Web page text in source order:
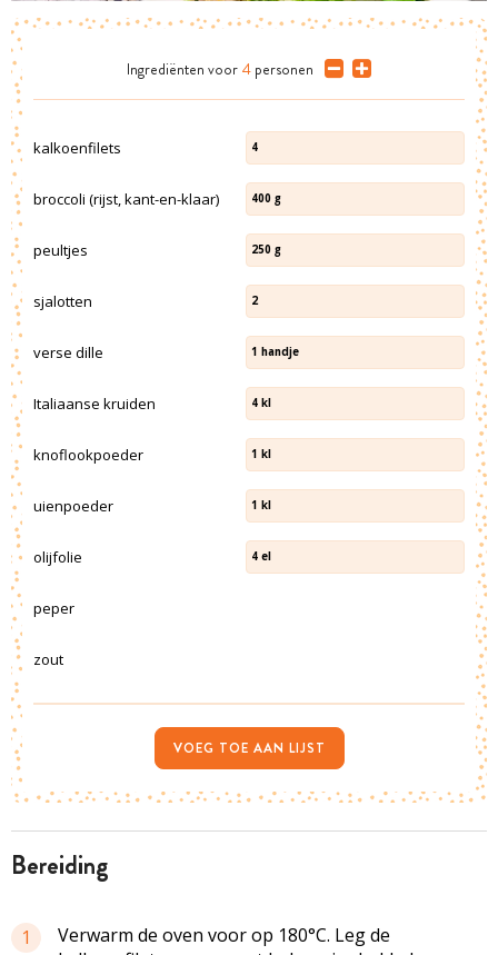
bereiding
1
Verwarm de oven voor op 180°C. Leg de
Ingrediënten voor 4 personen
kalkoenfilets 4
broccoli (rijst, kant-en-klaar) 400 g
peultjes 250 g
sjalotten 2
verse dille 1 handje
Italiaanse kruiden 4 kl
knoflookpoeder 1 kl
uienpoeder 1 kl
olijfolie 4 el
peper
zout
VOEG TOE AAN LIJST